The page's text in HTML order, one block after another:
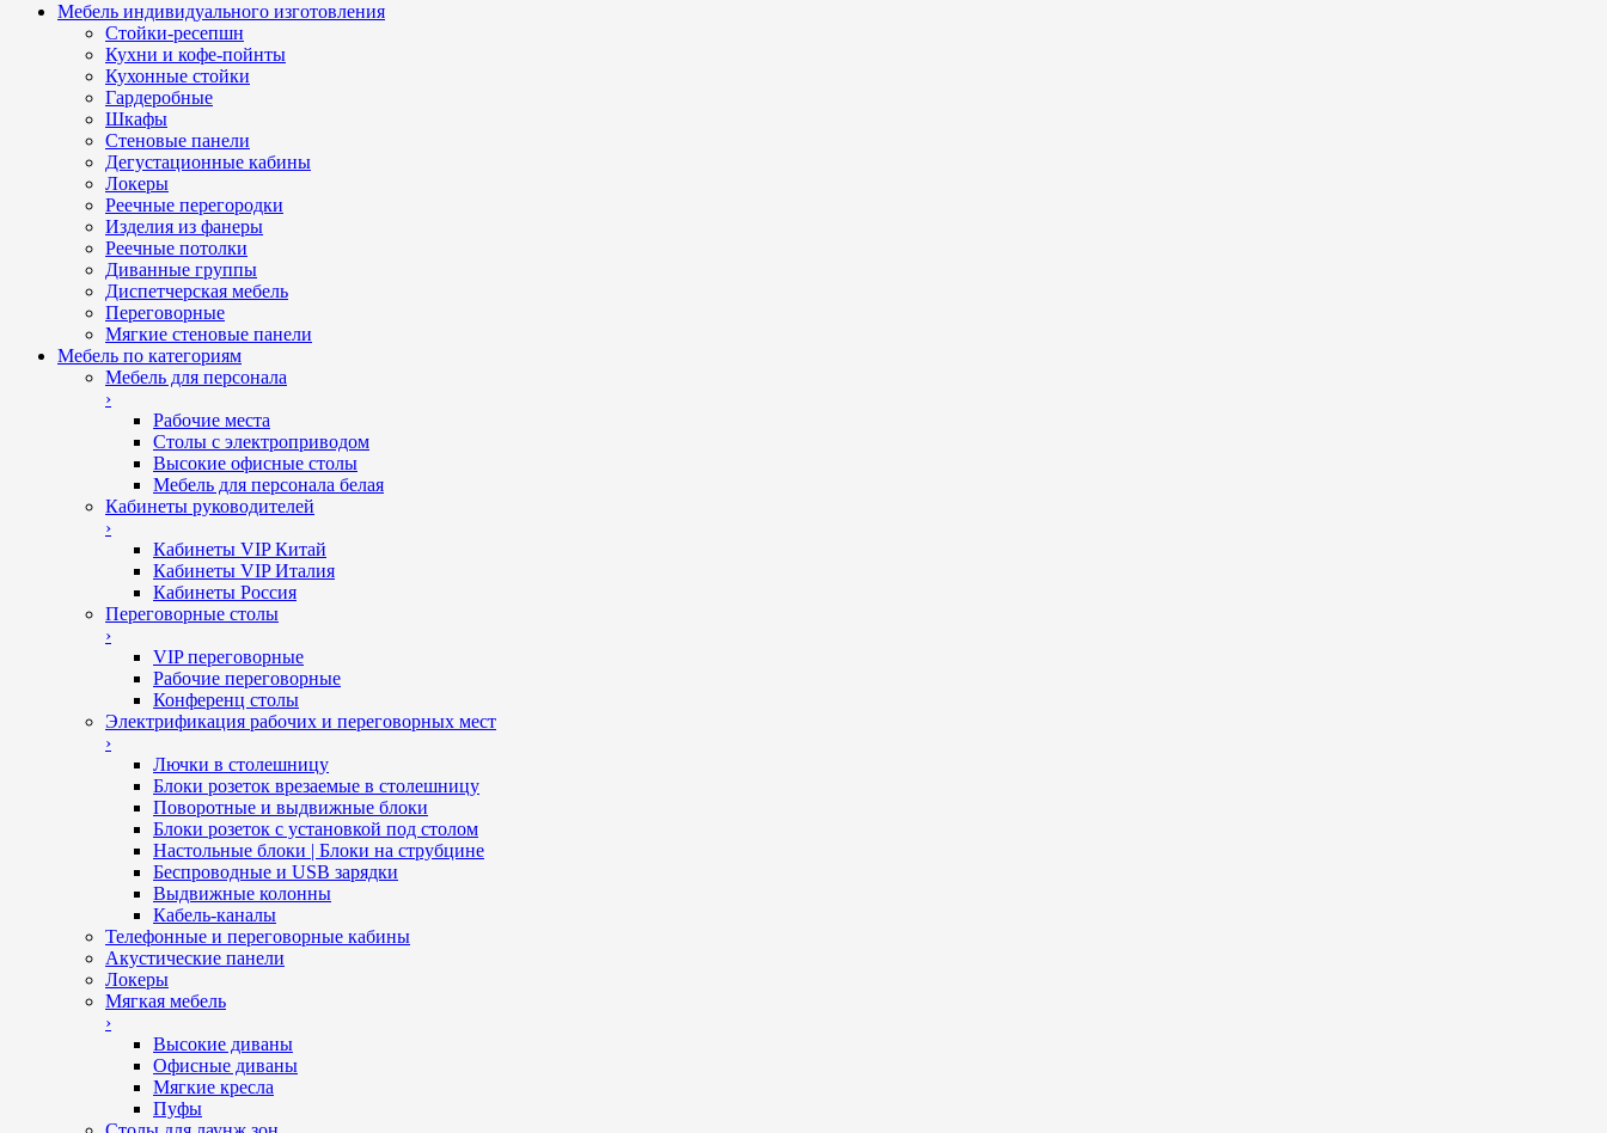
Мебель индивидуального изготовления
Стойки-ресепшн
Кухни и кофе-пойнты
Кухонные стойки
Гардеробные
Шкафы
Стеновые панели
Дегустационные кабины
Локеры
Реечные перегородки
Изделия из фанеры
Реечные потолки
Диванные группы
Диспетчерская мебель
Переговорные
Мягкие стеновые панели
Мебель по категориям
Мебель для персонала
›
Рабочие места
Столы с электроприводом
Высокие офисные столы
Мебель для персонала белая
Кабинеты руководителей
›
Кабинеты VIP Китай
Кабинеты VIP Италия
Кабинеты Россия
Переговорные столы
›
VIP переговорные
Рабочие переговорные
Конференц столы
Электрификация рабочих и переговорных мест
›
Лючки в столешницу
Блоки розеток врезаемые в столешницу
Поворотные и выдвижные блоки
Блоки розеток с установкой под столом
Настольные блоки | Блоки на струбцине
Беспроводные и USB зарядки
Выдвижные колонны
Кабель-каналы
Телефонные и переговорные кабины
Акустические панели
Локеры
Мягкая мебель
›
Высокие диваны
Офисные диваны
Мягкие кресла
Пуфы